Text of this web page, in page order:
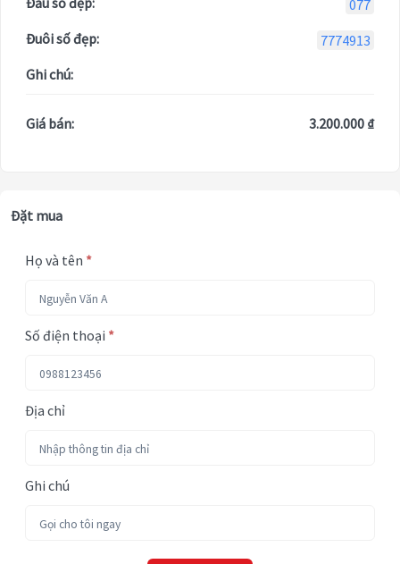
077
Đuôi số đẹp:
7774913
Ghi chú:
Giá bán: 3.200.000 ₫
Đặt mua
Họ và tên *
Số điện thoại *
Địa chỉ
Ghi chú